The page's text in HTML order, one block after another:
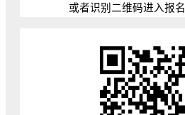
或者识别二维码进入报